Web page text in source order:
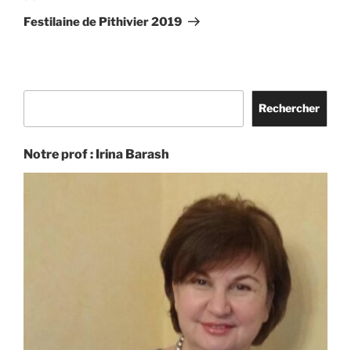
suivant
Festilaine de Pithivier 2019
Rechercher
Notre prof : Irina Barash